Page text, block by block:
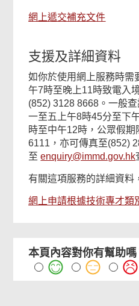
網上遞交補充文件
支援及詳細資料
如你於使用網上服務時需
午7時至晚上11時致電入
(852) 3128 8668。一般
一至五上午8時45分至下
時至中午12時，公眾假
6111，亦可傳真至(852)
至enquiry@immd.gov.hk
有關這項服務的詳細資料
網上申請根據技術專才類
本頁內容對你有幫助嗎